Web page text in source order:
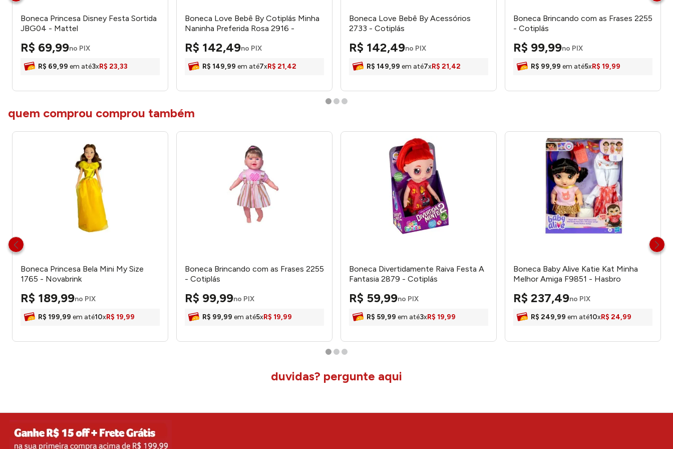
Boneca Princesa Disney Festa Sortida
JBG04 - Mattel
R$ 69,99no PIX
R$ 69,99 em até3xR$ 23,33
Boneca Love Bebê By Cotiplás Minha
Naninha Preferida Rosa 2916 -
R$ 142,49no PIX
R$ 149,99 em até7xR$ 21,42
Boneca Love Bebê By Acessórios
2733 - Cotiplás
R$ 142,49no PIX
R$ 149,99 em até7xR$ 21,42
Boneca Brincando com as Frases 2255
- Cotiplás
R$ 99,99no PIX
R$ 99,99 em até5xR$ 19,99
quem comprou comprou também
Boneca Princesa Bela Mini My Size
1765 - Novabrink
R$ 189,99no PIX
R$ 199,99 em até10xR$ 19,99
Boneca Brincando com as Frases 2255
- Cotiplás
R$ 99,99no PIX
R$ 99,99 em até5xR$ 19,99
Boneca Divertidamente Raiva Festa A
Fantasia 2879 - Cotiplás
R$ 59,99no PIX
R$ 59,99 em até3xR$ 19,99
Boneca Baby Alive Katie Kat Minha
Melhor Amiga F9851 - Hasbro
R$ 237,49no PIX
R$ 249,99 em até10xR$ 24,99
duvidas? pergunte aqui